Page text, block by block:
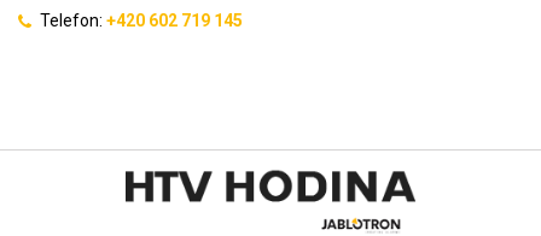
Telefon: +420 602 719 145